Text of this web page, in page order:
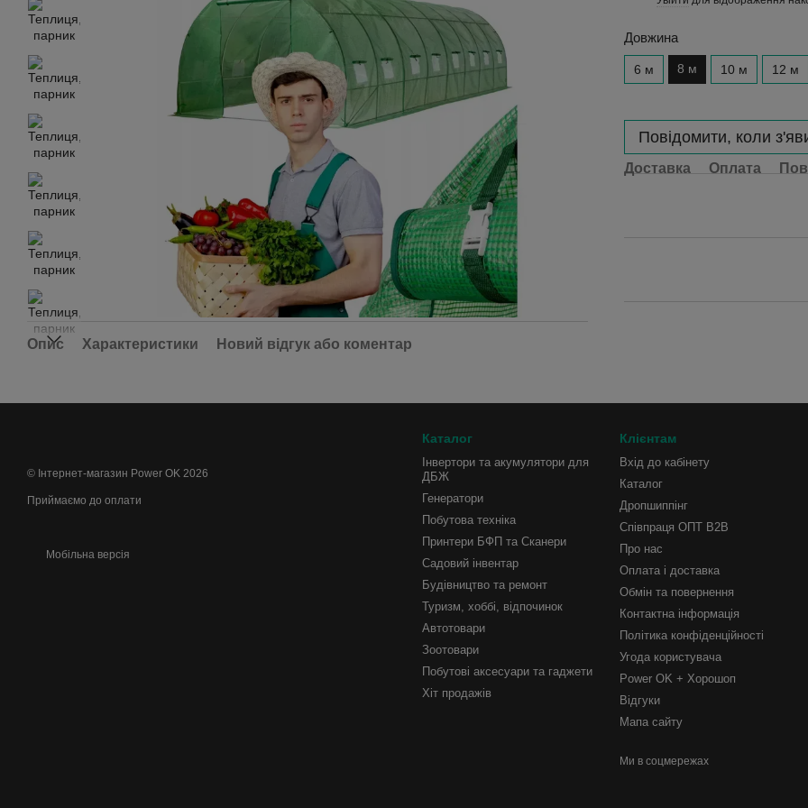
Опис Характеристики Новий відгук або коментар
Довжина
6 м 8 м 10 м 12 м
Повідомити, коли
Доставка Оплата
© Інтернет-магазин Power OK 2026
Приймаємо до оплати
Мобільна версія
Каталог
Інвертори та акумулятори для
ДБЖ
Генератори
Побутова техніка
Принтери БФП та Сканери
Садовий інвентар
Будівництво та ремонт
Туризм, хоббі, відпочинок
Автотовари
Зоотовари
Побутові аксесуари та гаджети
Хіт продажів
Клієнтам
Вхід до кабінету
Каталог
Дропшиппінг
Співпраця ОПТ B2B
Про нас
Оплата і доставка
Обмін та повернення
Контактна інформація
Політика конфіденційності
Угода користувача
Power OK + Хорошоп
Відгуки
Мапа сайту
Ми в соцмережах